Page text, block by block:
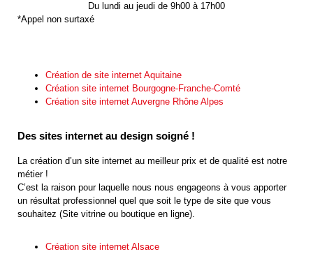
Du lundi au jeudi de 9h00 à 17h00
*Appel non surtaxé
Création de site internet Aquitaine
Création site internet Bourgogne-Franche-Comté
Création site internet Auvergne Rhône Alpes
Des sites internet au design soigné !
La création d’un site internet au meilleur prix et de qualité est notre
métier !
C’est la raison pour laquelle nous nous engageons à vous apporter
un résultat professionnel quel que soit le type de site que vous
souhaitez (Site vitrine ou boutique en ligne).
Création site internet Alsace